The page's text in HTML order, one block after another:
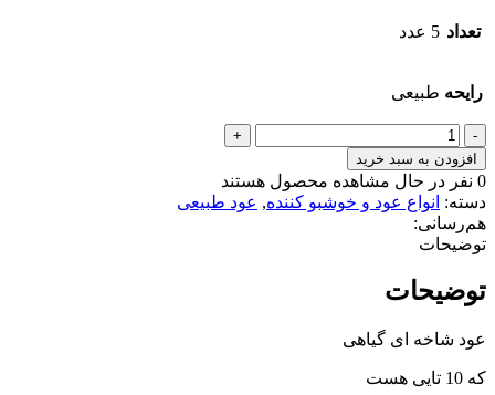
تعداد 5 عدد
رایحه طبیعی
افزودن به سبد خرید
0 نفر در حال مشاهده محصول هستند
دسته: انواع عود و خوشبو کننده, عود طبیعی
هم‌رسانی:
توضیحات
توضیحات
عود شاخه ای گیاهی
که 10 تایی هست